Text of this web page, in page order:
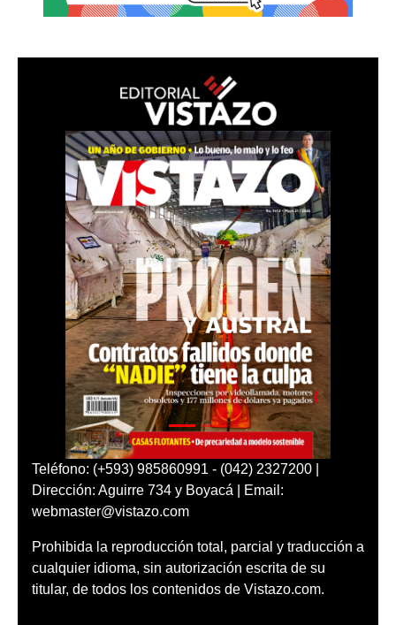
Teléfono: (+593) 985860991 - (042) 2327200 |
Dirección: Aguirre 734 y Boyacá | Email:
webmaster@vistazo.com
Prohibida la reproducción total, parcial y traducción a
cualquier idioma, sin autorización escrita de su
titular, de todos los contenidos de Vistazo.com.